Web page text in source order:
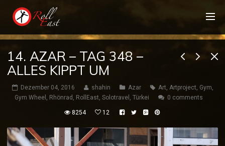
14. AZAR – TAG 348 –
ALLES KIPPT UM
Dezember 04, 2016 shahin Azar Art, Artproject, Gym,
Gym Wheel , Rhönrad , RollEast, Solotravel , Türkei 0 comments
8254 12